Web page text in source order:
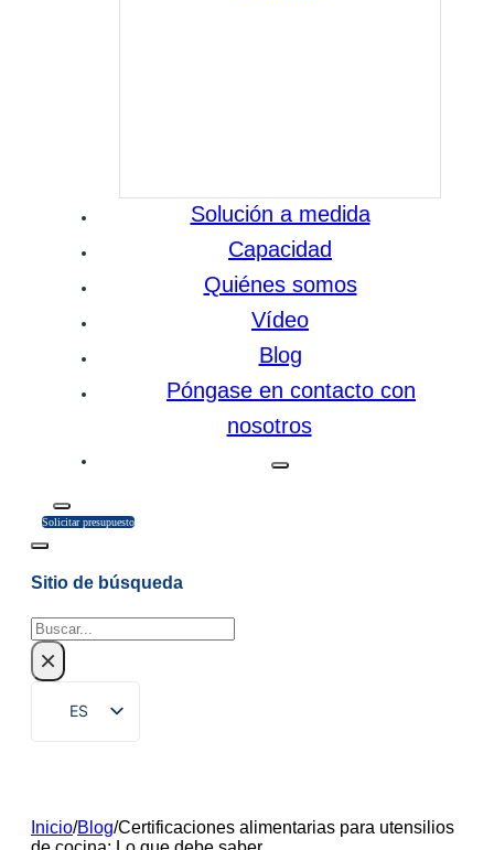
Solución a medida
Capacidad
Quiénes somos
Vídeo
Blog
Póngase en contacto con
nosotros
Solicitar presupuesto
Sitio de búsqueda
Buscar
×
ES
EN
FR
Inicio/Blog/Certificaciones alimentarias para utensilios